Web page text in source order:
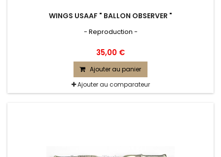
WINGS USAAF " BALLON OBSERVER "
- Reproduction -
35,00 €
Ajouter au panier
Ajouter au comparateur